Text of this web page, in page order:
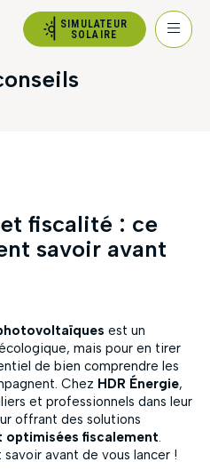
SIMULATEUR
SOLAIRE
fiscalité : ce
savoir avant
est un
mais pour en tirer
de bien comprendre les
Chez HDR Énergie,
et professionnels dans leur
offrant des solutions
optimisées fiscalement.
avant de vous lancer !